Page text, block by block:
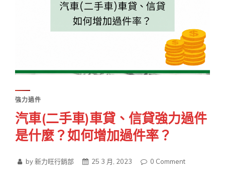
強力過件
汽車(二手車)車貸、信貸強力過件
是什麼？如何增加過件率？
by 新力旺行銷部 25 3 月, 2023 0 Comment